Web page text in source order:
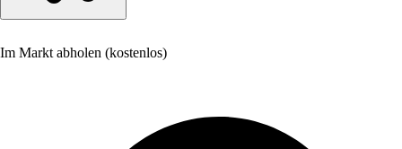
Im Markt abholen (kostenlos)